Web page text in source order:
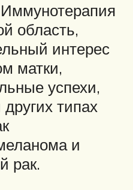
область,
интерес
матки,
успехи,
типах
и
рак.